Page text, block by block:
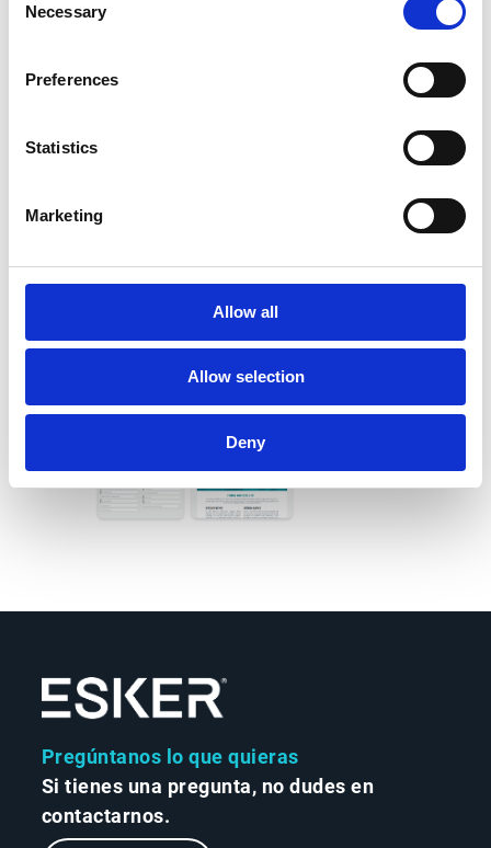
Selection
Necessary
Preferences
Statistics
Marketing
Allow all
Allow selection
Deny
Pregúntanos lo que quieras
Si tienes una pregunta, no dudes en
contactarnos.